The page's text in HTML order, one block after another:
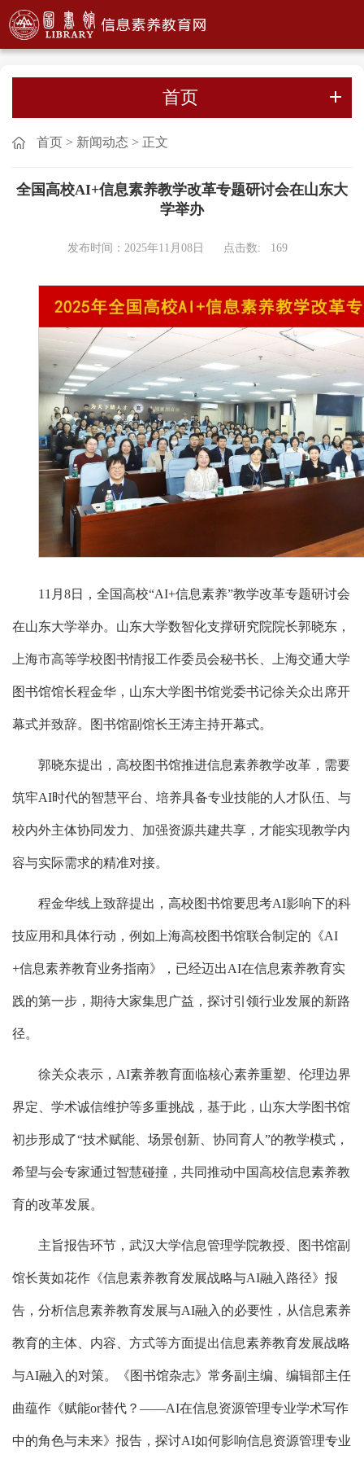
首页
首页 > 新闻动态 > 正文
全国高校AI+信息素养教学改革专题研讨会在山东大
学举办
发布时间：2025年11月08日 点击数: 169
11月8日，全国高校“AI+信息素养”教学改革专题研讨会
在山东大学举办。山东大学数智化支撑研究院院长郭晓东，
上海市高等学校图书情报工作委员会秘书长、上海交通大学
图书馆馆长程金华，山东大学图书馆党委书记徐关众出席开
幕式并致辞。图书馆副馆长王涛主持开幕式。
郭晓东提出，高校图书馆推进信息素养教学改革，需要
筑牢AI时代的智慧平台、培养具备专业技能的人才队伍、与
校内外主体协同发力、加强资源共建共享，才能实现教学内
容与实际需求的精准对接。
程金华线上致辞提出，高校图书馆要思考AI影响下的科
技应用和具体行动，例如上海高校图书馆联合制定的《AI
+信息素养教育业务指南》，已经迈出AI在信息素养教育实
践的第一步，期待大家集思广益，探讨引领行业发展的新路
径。
徐关众表示，AI素养教育面临核心素养重塑、伦理边界
界定、学术诚信维护等多重挑战，基于此，山东大学图书馆
初步形成了“技术赋能、场景创新、协同育人”的教学模式，
希望与会专家通过智慧碰撞，共同推动中国高校信息素养教
育的改革发展。
主旨报告环节，武汉大学信息管理学院教授、图书馆副
馆长黄如花作《信息素养教育发展战略与AI融入路径》报
告，分析信息素养教育发展与AI融入的必要性，从信息素养
教育的主体、内容、方式等方面提出信息素养教育发展战略
与AI融入的对策。《图书馆杂志》常务副主编、编辑部主任
曲蕴作《赋能or替代？——AI在信息资源管理专业学术写作
中的角色与未来》报告，探讨AI如何影响信息资源管理专业